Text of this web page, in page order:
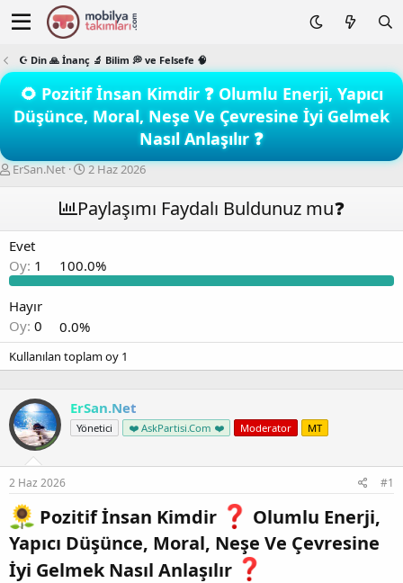
☪️ Din 🙏 İnanç 🔬 Bilim 💭 ve Felsefe 🧠
🌻 Pozitif İnsan Kimdir ❓ Olumlu Enerji, Yapıcı
Düşünce, Moral, Neşe Ve Çevresine İyi Gelmek
Nasıl Anlaşılır ❓
K
o
u
y
u
ş
l
a
t
ErSan.Net
B
a
l
a
g
a
r
i
2 Haz 2026
Paylaşımı Faydalı Buldunuz mu❓
Evet
Oy: 1 100.0%
Hayır
Oy: 0 0.0%
Kullanılan toplam oy 1
ErSan.Net
Yönetici ❤️ AskPartisi.Com ❤️ Moderator MT
2 Haz 2026 #1
Pozitif İnsan Kimdir
Olumlu Enerji,
Yapıcı Düşünce, Moral, Neşe Ve Çevresine
İyi Gelmek Nasıl Anlaşılır